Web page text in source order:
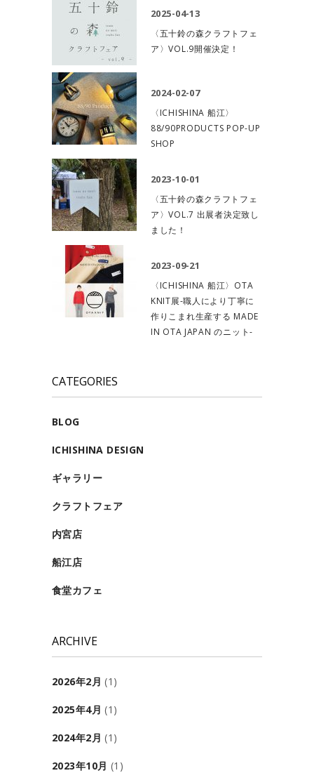
2025-04-13
〈五十鈴の森クラフトフェ
ア〉VOL.9開催決定！
2024-02-07
〈ICHISHINA 船江〉
88/90PRODUCTS POP-UP
SHOP
2023-10-01
〈五十鈴の森クラフトフェ
ア〉VOL.7 出展者決定致し
ました！
2023-09-21
〈ICHISHINA 船江〉OTA
KNIT展-職人により丁寧に
作りこまれ生産する MADE
IN OTA JAPAN のニット-
CATEGORIES
BLOG
ICHISHINA DESIGN
ギャラリー
クラフトフェア
内宮店
船江店
食堂カフェ
ARCHIVE
2026年2月 (1)
2025年4月 (1)
2024年2月 (1)
2023年10月 (1)